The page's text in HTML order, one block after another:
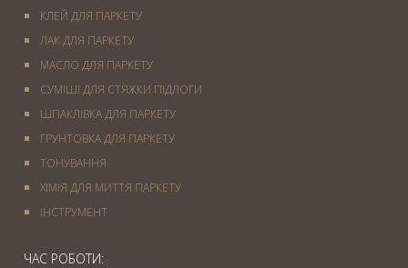
КЛЕЙ ДЛЯ ПАРКЕТУ
ЛАК ДЛЯ ПАРКЕТУ
МАСЛО ДЛЯ ПАРКЕТУ
СУМІШІ ДЛЯ СТЯЖКИ ПІДЛОГИ
ШПАКЛІВКА ДЛЯ ПАРКЕТУ
ГРУНТОВКА ДЛЯ ПАРКЕТУ
ТОНУВАННЯ
ХІМІЯ ДЛЯ МИТТЯ ПАРКЕТУ
IНСТРУМЕНТ
ЧАС РОБОТИ: